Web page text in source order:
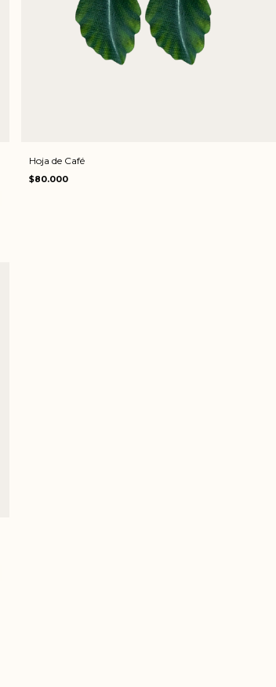
Hoja de Café
$80.000